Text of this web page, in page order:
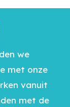
we
met onze
vanuit
met de